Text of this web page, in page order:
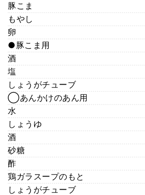
豚こま
もやし
卵
●豚こま用
酒
塩
しょうがチューブ
◯あんかけのあん用
水
しょうゆ
酒
砂糖
酢
鶏ガラスープのもと
しょうがチューブ